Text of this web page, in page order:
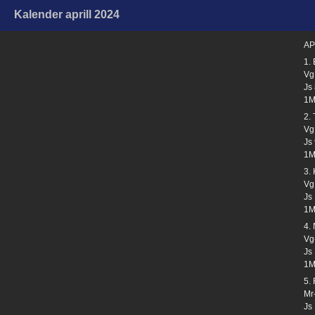
Kalender aprill 2024
1.
Js
2.
Js
3.
Js
4.
Js
5.
Js